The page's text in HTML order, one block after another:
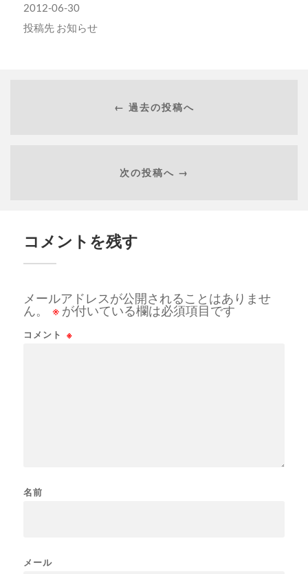
2012-06-30
投稿先 お知らせ
← 過去の投稿へ
次の投稿へ →
コメントを残す
メールアドレスが公開されることはありませ
ん。
※ が付いている欄は必須項目です
コメント ※
名前
メール